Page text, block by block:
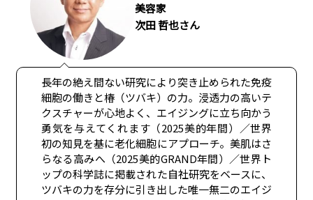
美容家
次田 哲也さん
長年の絶え間ない研究により突き止められた免疫
細胞の働きと椿（ツバキ）の力。浸透力の高いテ
クスチャーが心地よく、エイジングに立ち向かう
勇気を与えてくれます（2025美的年間）／世界
初の知見を基に老化細胞にアプローチ。美肌はさ
らなる高みへ（2025美的GRAND年間）／世界ト
ップの科学誌に掲載された自社研究をベースに、
ツバキの力を存分に引き出した唯一無二のエイジ